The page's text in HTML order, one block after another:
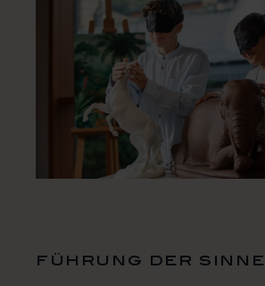
führung der sinne